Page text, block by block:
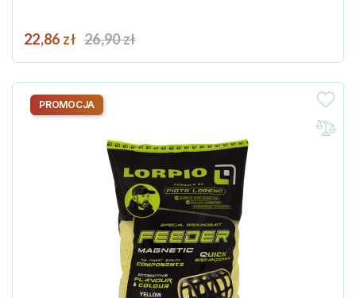
Cena
22,86 zł Cena podstawowa
26,90 zł
PROMOCJA